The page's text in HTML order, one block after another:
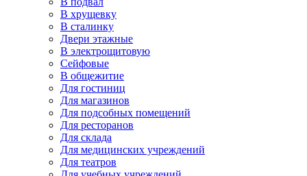
В хрущевку
В сталинку
Двери этажные
В электрощитовую
Сейфовые
В общежитие
Для гостиниц
Для магазинов
Для подсобных помещений
Для ресторанов
Для склада
Для медицинских учреждений
Для театров